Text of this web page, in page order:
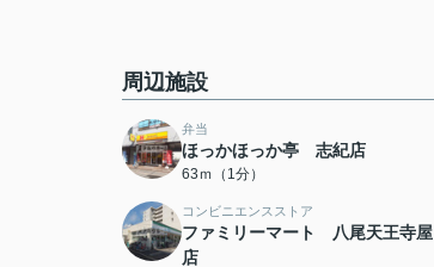
周辺施設
弁当
ほっかほっか亭 志紀店
63ｍ（1分）
コンビニエンスストア
ファミリーマート 八尾天王寺屋
店